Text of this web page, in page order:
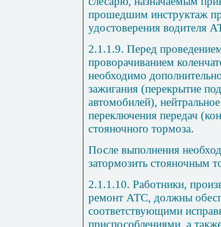
прошедшим инструктаж
удостоверения водителя
2.1.1.9. Перед
проворачиванием
необходимо
зажигания (перекрытие
автомобилей),
переключения передач
стояночного тормоза.
После выполнения
затормозить стояночным
2.1.1.10. Работники,
ремонт АТС, должны
соответствующими
приспособлениями, а